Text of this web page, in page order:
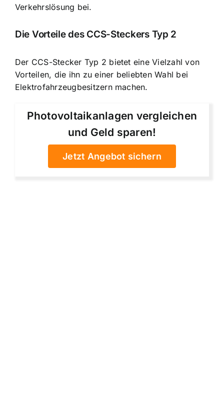
Verkehrslösung bei.
Die Vorteile des CCS-Steckers Typ 2
Der CCS-Stecker Typ 2 bietet eine Vielzahl von
Vorteilen, die ihn zu einer beliebten Wahl bei
Elektrofahrzeugbesitzern machen.
Photovoltaikanlagen vergleichen
und Geld sparen!
Jetzt Angebot sichern